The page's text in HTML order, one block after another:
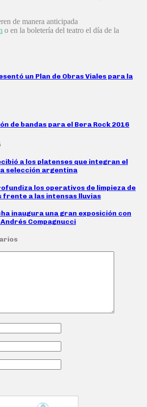
de manera anticipada
o en la boletería del teatro el día de la
un Plan de Obras Viales para la
de bandas para el Bera Rock 2016
a los platenses que integran el
selección argentina
los operativos de limpieza de
frente a las intensas lluvias
inaugura una gran exposición con
Compagnucci